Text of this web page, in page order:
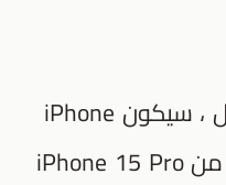
بصرف النظر عن كونه أطول ، سيكون iPhone
16 Urtla أيضًا أوسع قليلاً من iPhone 15 Pro